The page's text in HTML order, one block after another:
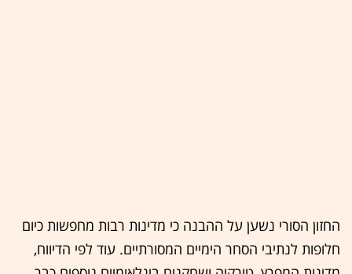
החזון הסורי נשען על ההבנה כי מדינות רבות מחפשות כיום
חלופות לנתיבי הסחר הימיים המסורתיים. עוד לפי הדיווח,